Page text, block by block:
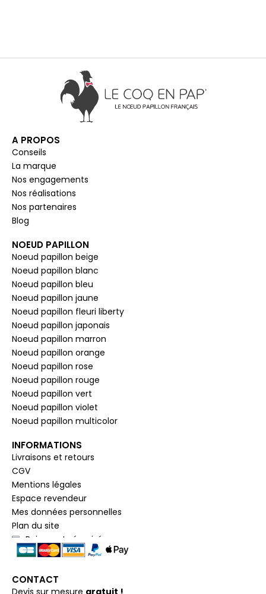
A PROPOS
Conseils
La marque
Nos engagements
Nos réalisations
Nos partenaires
Blog
NOEUD PAPILLON
Noeud papillon beige
Noeud papillon blanc
Noeud papillon bleu
Noeud papillon jaune
Noeud papillon fleuri liberty
Noeud papillon japonais
Noeud papillon marron
Noeud papillon orange
Noeud papillon rose
Noeud papillon rouge
Noeud papillon vert
Noeud papillon violet
Noeud papillon multicolor
INFORMATIONS
Livraisons et retours
CGV
Mentions légales
Espace revendeur
Mes données personnelles
Plan du site
Paiement sécurisé
CONTACT